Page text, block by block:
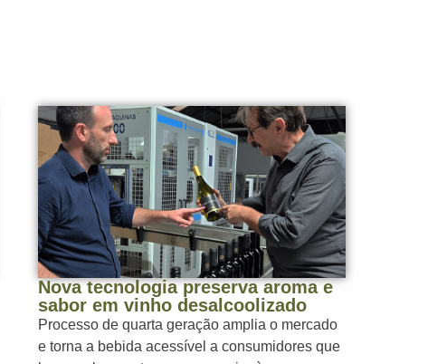
Nova tecnologia preserva aroma e
sabor em vinho desalcoolizado
Processo de quarta geração amplia o mercado
e torna a bebida acessível a consumidores que